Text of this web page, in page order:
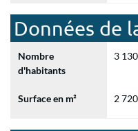
Données de
Nombre
d'habitants
3 130
Surface en m² 2 720